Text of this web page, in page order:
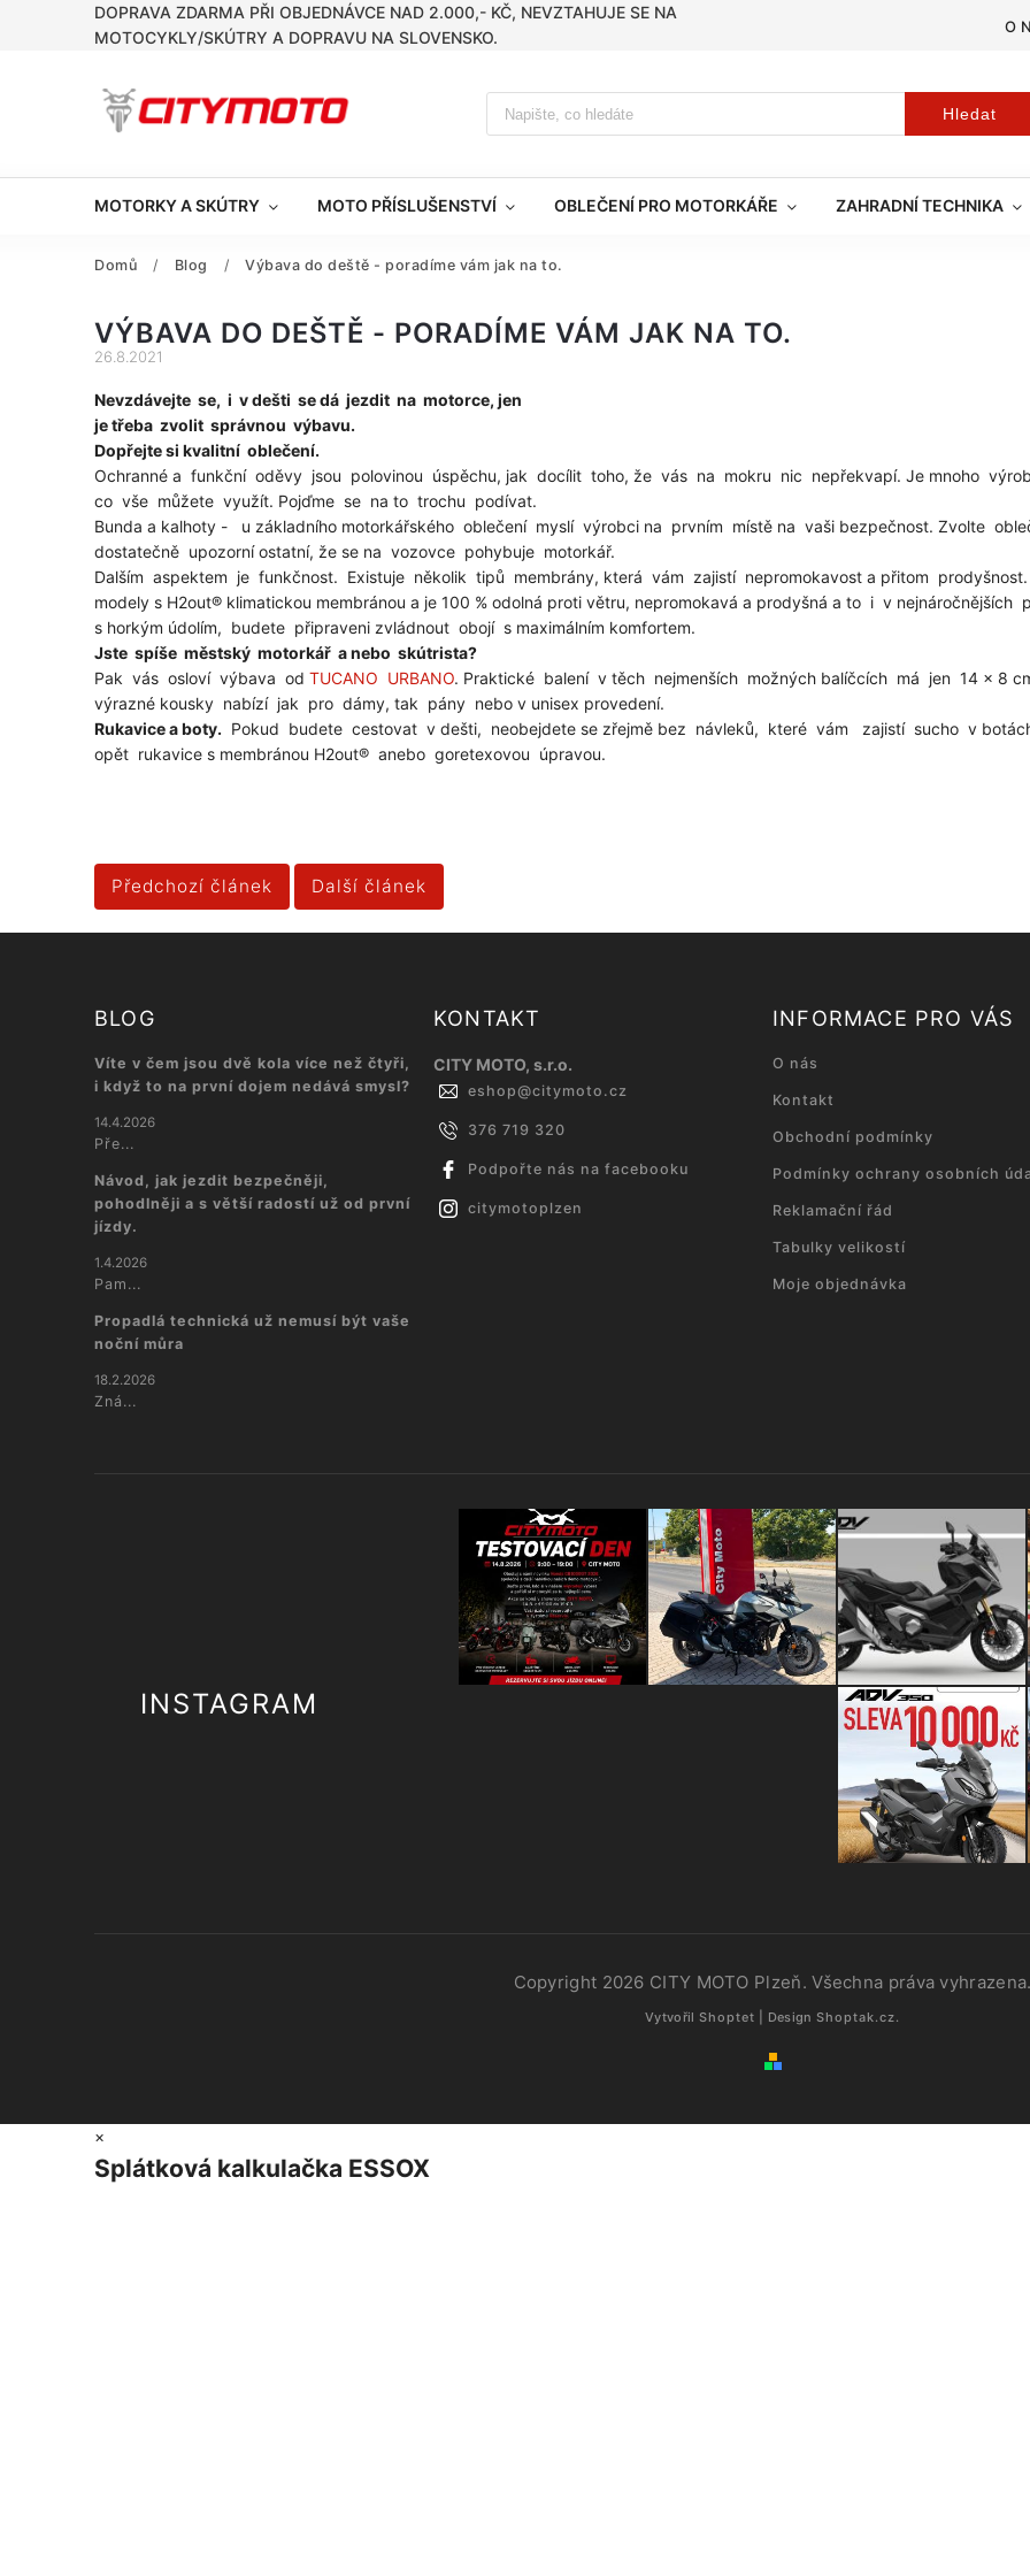
DOPRAVA ZDARMA PŘI OBJEDNÁVCE NAD 2.000,- KČ, NEVZTAHUJE SE NA
MOTOCYKLY/SKÚTRY A DOPRAVU NA SLOVENSKO.
O
Hledat
MOTORKY A SKÚTRY MOTO PŘÍSLUŠENSTVÍ OBLEČENÍ PRO MOTORKÁŘE ZAHRADNÍ TECHNIKA
Domů / Blog / Výbava do deště - poradíme vám jak na to.
VÝBAVA DO DEŠTĚ - PORADÍME VÁM JAK NA TO.
26.8.2021
Nevzdávejte se, i v dešti se dá jezdit na motorce, jen
je třeba zvolit správnou výbavu.
Dopřejte si kvalitní oblečení.
Ochranné a funkční oděvy jsou polovinou úspěchu, jak docílit toho, že vás na mokru nic nepřekvapí. Je mnoho
co vše můžete využít. Pojďme se na to trochu podívat.
Bunda a kalhoty - u základního motorkářského oblečení myslí výrobci na prvním místě na vaši bezpečnost. Zvolte
dostatečně upozorní ostatní, že se na vozovce pohybuje motorkář.
Dalším aspektem je funkčnost. Existuje několik tipů membrány, která vám zajistí nepromokavost a přitom
modely s H2out® klimatickou membránou a je 100 % odolná proti větru, nepromokavá a prodyšná a to i v
s horkým údolím, budete připraveni zvládnout obojí s maximálním komfortem.
Jste spíše městský motorkář a nebo skútrista?
Pak vás osloví výbava od TUCANO URBANO. Praktické balení v těch nejmenších možných balíčcích má jen 14 x 8
výrazné kousky nabízí jak pro dámy, tak pány nebo v unisex provedení.
Rukavice a boty. Pokud budete cestovat v dešti, neobejdete se zřejmě bez návleků, které vám zajistí sucho v
opět rukavice s membránou H2out® anebo goretexovou úpravou.
Předchozí článek Další článek
BLOG
Víte v čem jsou dvě kola více než čtyři,
i když to na první dojem nedává smysl?
14.4.2026
Pře...
Návod, jak jezdit bezpečněji,
pohodlněji a s větší radostí už od první
jízdy.
1.4.2026
Pam...
Propadlá technická už nemusí být vaše
noční můra
18.2.2026
Zná...
KONTAKT
CITY MOTO, s.r.o.
eshop@citymoto.cz
376 719 320
Podpořte nás na facebooku
citymotoplzen
INFORMACE PRO VÁS
O nás
Kontakt
Obchodní podmínky
Podmínky ochrany osobních
Reklamační řád
Tabulky velikostí
Moje objednávka
INSTAGRAM
Copyright 2026 CITY MOTO Plzeň. Všechna práva
Vytvořil Shoptet | Design Shoptak.cz.
×
Splátková kalkulačka ESSOX